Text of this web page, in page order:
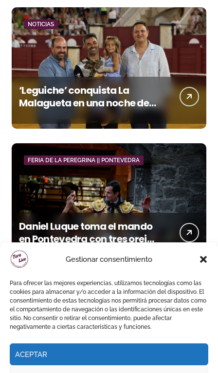
Gestionar consentimiento
Para ofrecer las mejores experiencias, utilizamos tecnologías como las
cookies para almacenar y/o acceder a la información del dispositivo. El
consentimiento de estas tecnologías nos permitirá procesar datos como
el comportamiento de navegación o las identificaciones únicas en este
sitio. No consentir o retirar el consentimiento, puede afectar
negativamente a ciertas características y funciones.
ACEPTAR
NOTICIAS
‘Leguiche’ conquista La
Malagueta en una noche de
recortes, emoción y gran
ambiente
FERIA DE LA PEREGRINA || PONTEVEDRA
Daniel Luque toma el mando
en Pontevedra con tres orejas
y una Puerta Grande de peso